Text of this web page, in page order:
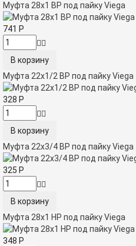
Муфта 28x1 ВР под пайку Viega
741 Р
Муфта 22x1/2 ВР под пайку Viega
328 Р
Муфта 22x3/4 ВР под пайку Viega
325 Р
Муфта 28х1 НР под пайку Viega
348 Р